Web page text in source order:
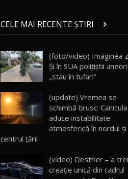
CELE MAI RECENTE ȘTIRI
(foto/video) Imaginea
Și în SUA polițiștii uneori
„stau în tufari”
(update) Vremea se
schimbă brusc: Canicula
aduce instabilitate
atmosferică în nordul și
centrul țării
(video) Destrier – a
creație unică din cadrul